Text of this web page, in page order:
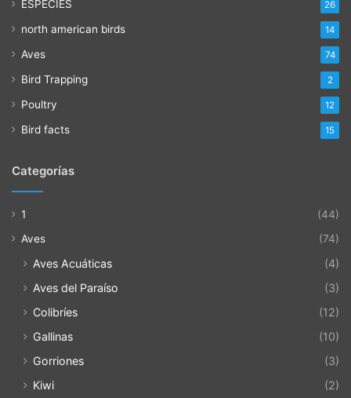
ESPECIES 26
north american birds 14
Aves 74
Bird Trapping 2
Poultry 12
Bird facts 15
Categorías
1
(44)
Aves
(74)
Aves Acuáticas
(4)
Aves del Paraíso
(3)
Colibríes
(12)
Gallinas
(10)
Gorriones
(3)
Kiwi
(2)